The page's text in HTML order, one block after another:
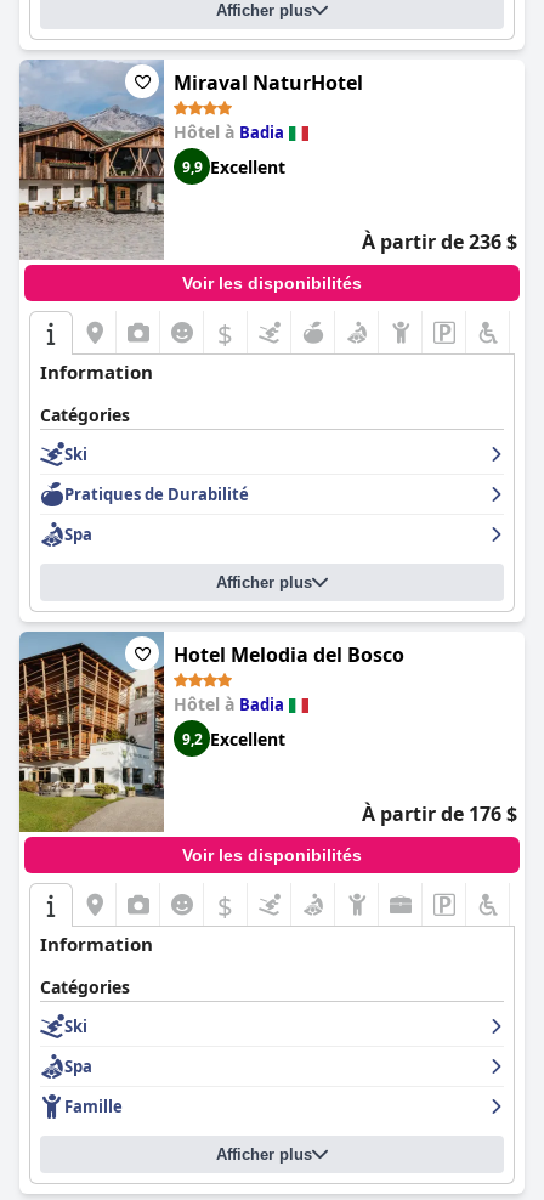
Afficher plus
Miraval NaturHotel
Hôtel à Badia
9,9 Excellent
À partir de 236 $
Voir les disponibilités
$
Information
Catégories
Ski
Pratiques de Durabilité
Spa
Afficher plus
Hotel Melodia del Bosco
Hôtel à Badia
9,2 Excellent
À partir de 176 $
Voir les disponibilités
$
Information
Catégories
Ski
Spa
Famille
Afficher plus